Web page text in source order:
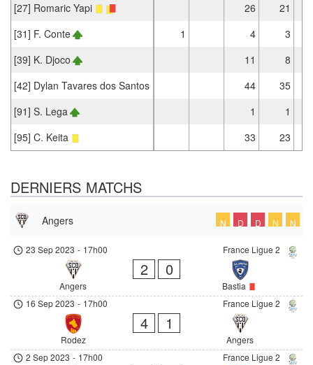
[27] Romaric Yapi 26
21
[31] F. Conte
1 4
3
[39] K. Djoco
11
8
[42] Dylan Tavares dos Santos
44
35
[91] S. Lega
1
1
[95] C. Keita
33 23
DERNIERS MATCHS
Angers N D D N N
France Ligue 2
23 Sep 2023 - 17h00
Angers
2 0
Bastia
France Ligue 2
16 Sep 2023 - 17h00
Rodez
4 1
Angers
France Ligue 2
2 Sep 2023 - 17h00